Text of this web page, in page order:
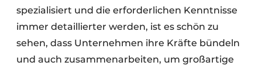
spezialisiert und die erforderlichen Kenntnisse
immer detaillierter werden, ist es schön zu
sehen, dass Unternehmen ihre Kräfte bündeln
und auch zusammenarbeiten, um großartige